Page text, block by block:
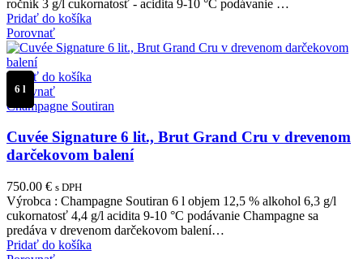
ročník 3 g/l cukornatosť - acidita 9-10 °C podávanie …
Pridať do košíka
Porovnať
Pridať do košíka
Porovnať
Champagne Soutiran
Cuvée Signature 6 lit., Brut Grand Cru v drevenom
darčekovom balení
750.00 € s DPH
6 l
Výrobca : Champagne Soutiran 6 l objem 12,5 % alkohol 6,3 g/l
cukornatosť 4,4 g/l acidita 9-10 °C podávanie Champagne sa
predáva v drevenom darčekovom balení…
Pridať do košíka